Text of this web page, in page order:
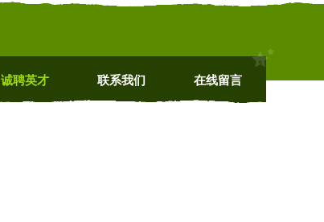
诚聘英才 联系我们 在线留言